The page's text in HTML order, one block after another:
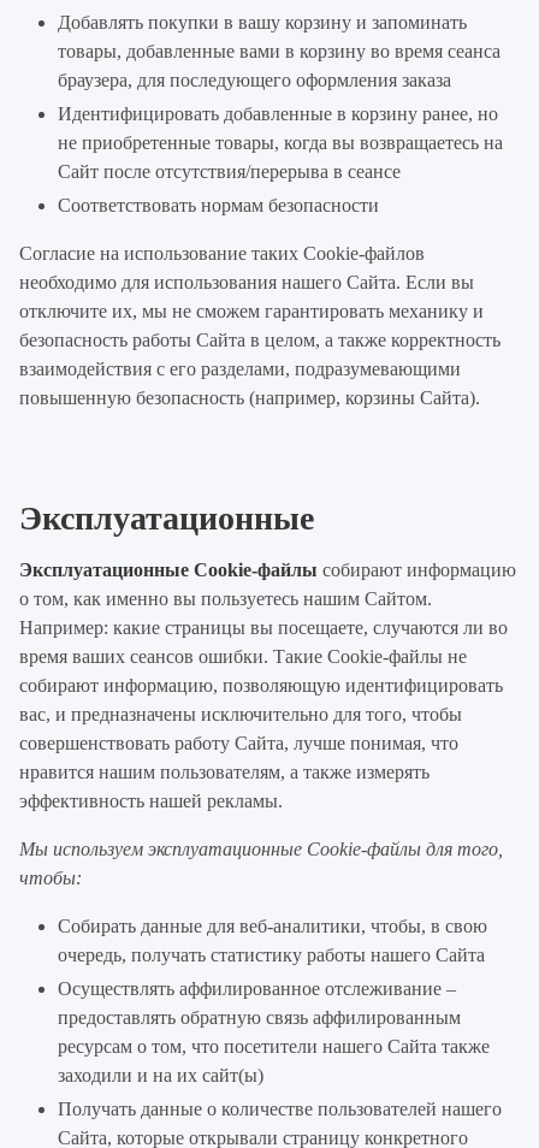
Добавлять покупки в вашу корзину и запоминать
товары, добавленные вами в корзину во время сеанса
браузера, для последующего оформления заказа
Идентифицировать добавленные в корзину ранее, но
не приобретенные товары, когда вы возвращаетесь на
Сайт после отсутствия/перерыва в сеансе
Соответствовать нормам безопасности
Согласие на использование таких Cookie-файлов
необходимо для использования нашего Сайта. Если вы
отключите их, мы не сможем гарантировать механику и
безопасность работы Сайта в целом, а также корректность
взаимодействия с его разделами, подразумевающими
повышенную безопасность (например, корзины Сайта).
Эксплуатационные
Эксплуатационные Cookie-файлы собирают информацию
о том, как именно вы пользуетесь нашим Сайтом.
Например: какие страницы вы посещаете, случаются ли во
время ваших сеансов ошибки. Такие Cookie-файлы не
собирают информацию, позволяющую идентифицировать
вас, и предназначены исключительно для того, чтобы
совершенствовать работу Сайта, лучше понимая, что
нравится нашим пользователям, а также измерять
эффективность нашей рекламы.
Мы используем эксплуатационные Cookie-файлы для того,
чтобы:
Собирать данные для веб-аналитики, чтобы, в свою
очередь, получать статистику работы нашего Сайта
Осуществлять аффилированное отслеживание –
предоставлять обратную связь аффилированным
ресурсам о том, что посетители нашего Сайта также
заходили и на их сайт(ы)
Получать данные о количестве пользователей нашего
Сайта, которые открывали страницу конкретного